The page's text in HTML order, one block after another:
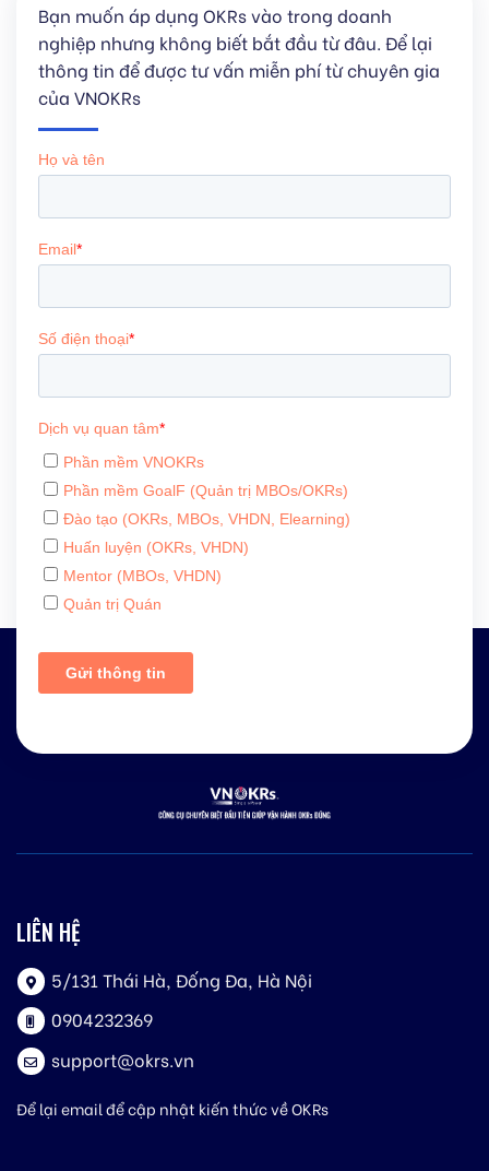
Bạn muốn áp dụng OKRs vào trong doanh
nghiệp nhưng không biết bắt đầu từ đâu. Để lại
thông tin để được tư vấn miễn phí từ chuyên gia
của VNOKRs
LIÊN HỆ
5/131 Thái Hà, Đống Đa, Hà Nội
0904232369
support@okrs.vn
Để lại email để cập nhật kiến thức về OKRs